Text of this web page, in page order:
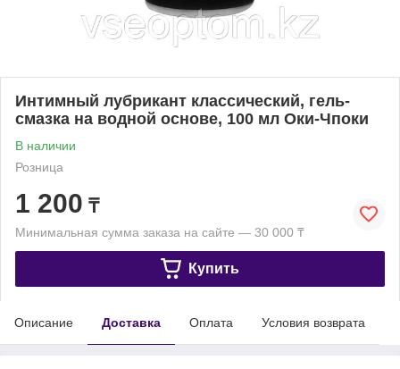
Интимный лубрикант классический, гель-
смазка на водной основе, 100 мл Оки-Чпоки
В наличии
Розница
1 200 ₸
Минимальная сумма заказа на сайте — 30 000 ₸
Купить
Описание Доставка Оплата Условия возврата